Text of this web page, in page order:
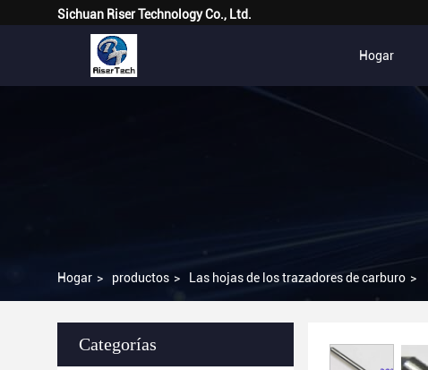
Sichuan Riser Technology Co., Ltd.
Hogar
Hogar > productos > Las hojas de los trazadores de carburo >
Categorías